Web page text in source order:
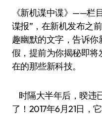
《新机谍中谍》——栏
谍报”，在新机发布之
趣幽默的文字，告诉
假，提前为你揭秘即
在的那些新科技。
时隔大半年后，暌违
了！2017年6月21日，